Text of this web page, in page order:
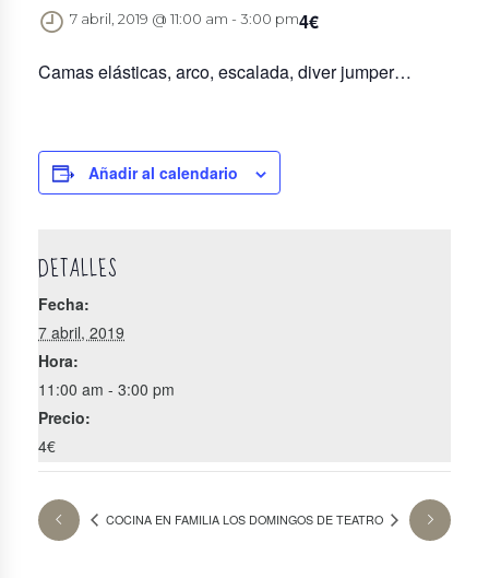
7 abril, 2019 @ 11:00 am - 3:00 pm4€
Camas elásticas, arco, escalada, diver jumper…
Añadir al calendario
DETALLES
Fecha:
7 abril, 2019
Hora:
11:00 am - 3:00 pm
Precio:
4€
COCINA EN FAMILIA LOS DOMINGOS DE TEATRO